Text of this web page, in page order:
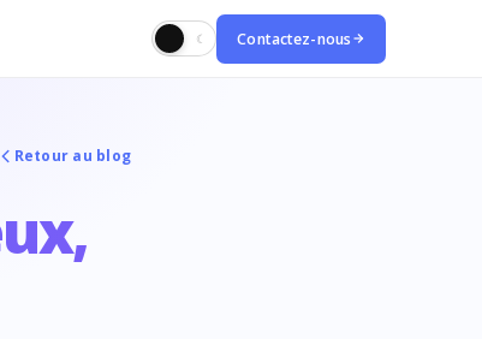
☾ Contactez-nous
Retour au blog